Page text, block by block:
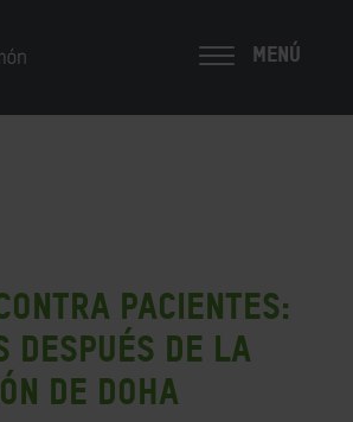
MENÚ
pacientes:
después de la
de Doha